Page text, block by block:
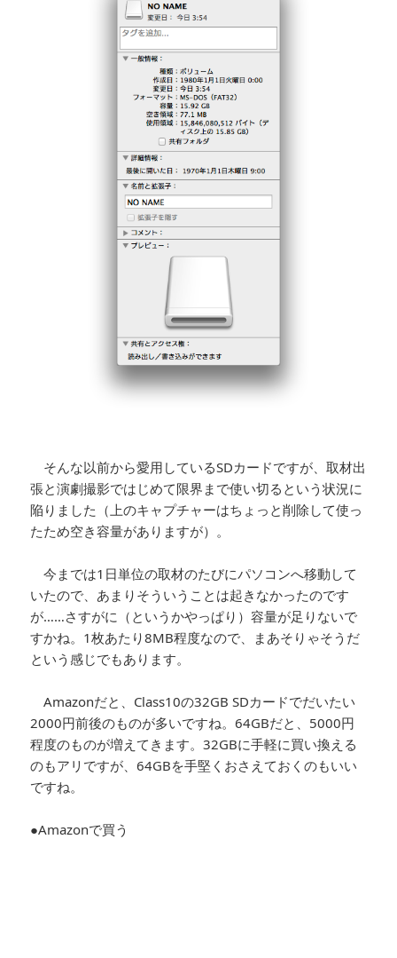
そんな以前から愛用しているSDカードですが、取材出
張と演劇撮影ではじめて限界まで使い切るという状況に
陥りました（上のキャプチャーはちょっと削除して使っ
たため空き容量がありますが）。
今までは1日単位の取材のたびにパソコンへ移動して
いたので、あまりそういうことは起きなかったのです
が……さすがに（というかやっぱり）容量が足りないで
すかね。1枚あたり8MB程度なので、まあそりゃそうだ
という感じでもあります。
Amazonだと、Class10の32GB SDカードでだいたい
2000円前後のものが多いですね。64GBだと、5000円
程度のものが増えてきます。32GBに手軽に買い換える
のもアリですが、64GBを手堅くおさえておくのもいい
ですね。
●Amazonで買う